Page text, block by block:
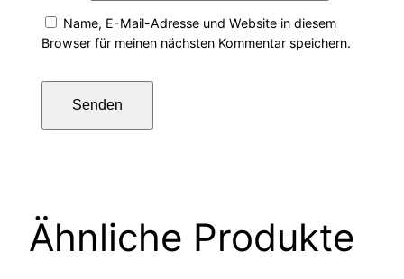
Name, E-Mail-Adresse und Website in diesem
Browser für meinen nächsten Kommentar speichern.
Ähnliche Produkte